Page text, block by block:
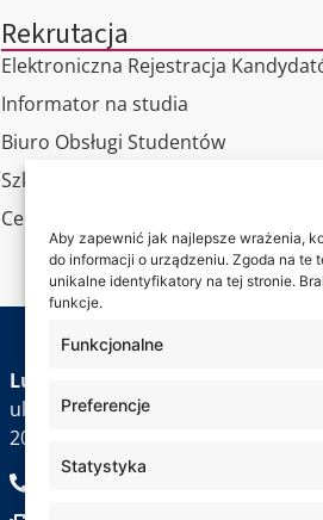
Aby zapewnić jak najlepsze wrażenia,
do informacji o urządzeniu. Zgoda na
unikalne identyfikatory na tej stronie.
funkcje.
Funkcjonalne
Preferencje
Statystyka
Rekrutacja
Elektroniczna Rejestracja
Informator na studia
Biuro Obsługi Studentów
Szkoła Doktorska
Centrum Studiów Podyplomowych
Lubelska Akademia WSEI
ul. Projektowa 4
20-209 Lublin
+48 81 749 17 70